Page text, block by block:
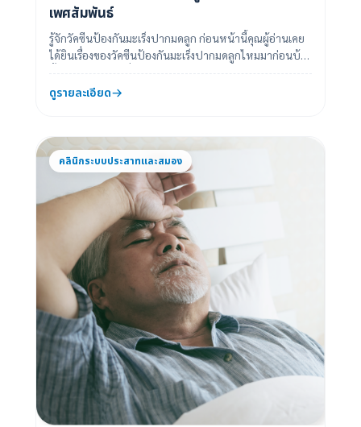
เพศสัมพันธ์
รู้จักวัคซีนป้องกันมะเร็งปากมดลูก ก่อนหน้านี้คุณผู้อ่านเคย
ได้ยินเรื่องของวัคซีนป้องกันมะเร็งปากมดลูกไหมมาก่อนบ้าง
ดูรายละเอียด
คลินิกระบบประสาทและสมอง